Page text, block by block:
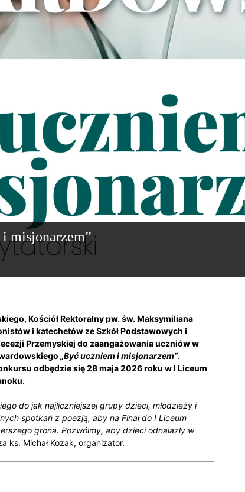
misjonarzem”
Kościół Rektoralny pw. św. Maksymiliana
i katechetów ze Szkół Podstawowych i
Przemyskiej do zaangażowania uczniów w
„Być uczniem i misjonarzem”.
odbędzie się 28 maja 2026 roku w I Liceum
do jak najliczniejszej grupy dzieci, młodzieży i
spotkań z poezją, aby na Finał do I Liceum
grona. Pozwólmy, aby dzieci odnalazły w
ks. Michał Kozak, organizator.